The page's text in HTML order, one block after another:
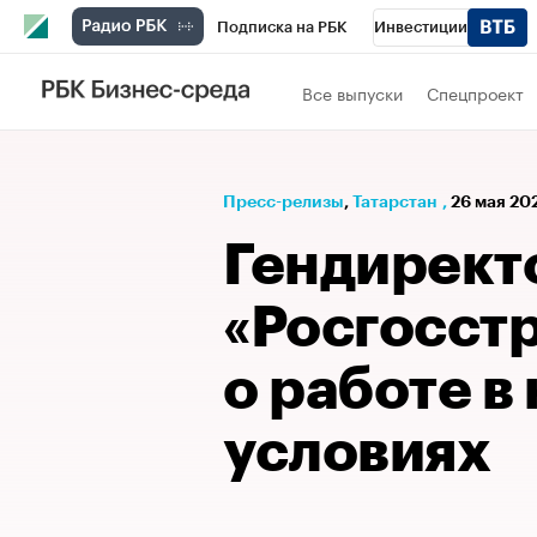
Подписка на РБК Инвестиции
РБК Вино
Проверка контрагентов
Все выпуски Спецпроект
Пресс-релизы⁠, Татарстан , 26 мая
о работе
условиях